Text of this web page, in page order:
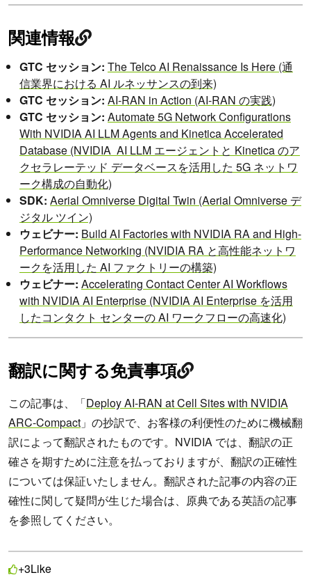
関連情報
GTC セッション: The Telco AI Renaissance Is Here (通
信業界における AI ルネッサンスの到来)
GTC セッション: AI-RAN in Action (AI-RAN の実践)
GTC セッション: Automate 5G Network Configurations
With NVIDIA AI LLM Agents and Kinetica Accelerated
Database (NVIDIA AI LLM エージェントと Kinetica のア
クセラレーテッド データベースを活用した 5G ネットワ
ーク構成の自動化)
SDK: Aerial Omniverse Digital Twin (Aerial Omniverse デ
ジタル ツイン)
ウェビナー: Build AI Factories with NVIDIA RA and High-
Performance Networking (NVIDIA RA と高性能ネットワ
ークを活用した AI ファクトリーの構築)
ウェビナー: Accelerating Contact Center AI Workflows
with NVIDIA AI Enterprise (NVIDIA AI Enterprise を活用
したコンタクト センターの AI ワークフローの高速化)
翻訳に関する免責事項
この記事は、「Deploy AI-RAN at Cell Sites with NVIDIA
ARC-Compact 」の抄訳で、お客様の利便性のために機械翻
訳によって翻訳されたものです。NVIDIA では、翻訳の正
確さを期すために注意を払っておりますが、翻訳の正確性
については保証いたしません。翻訳された記事の内容の正
確性に関して疑問が生じた場合は、原典である英語の記事
を参照してください。
+3Like